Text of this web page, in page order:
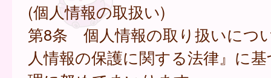
(個人情報の取扱い)
第8条 個人情報の取り扱いにつ
人情報の保護に関する法律』に